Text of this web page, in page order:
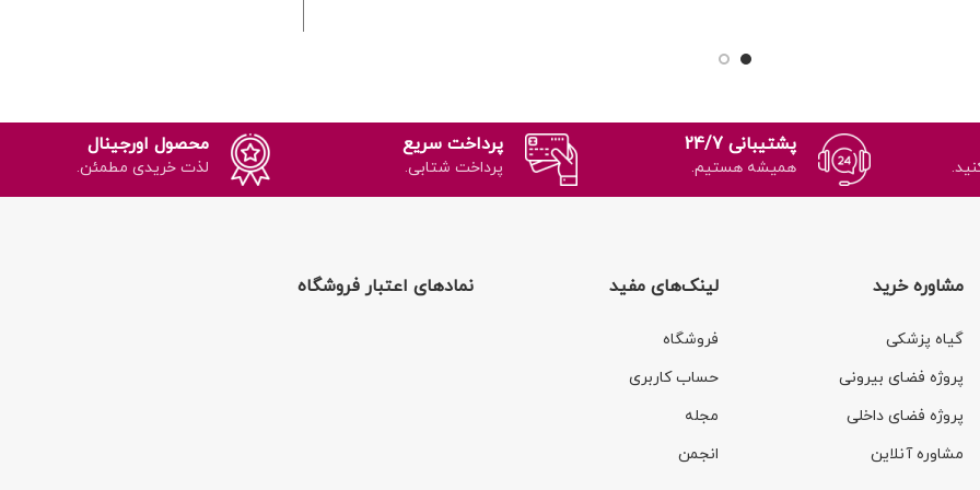
3 سانتی‌متر) با
مناسب برای ایجاد جزیره در گلدان و
وزن.
ارتفاع: 4 سانتی‌متر) با رنگ سفید
ایمن و غیر سمی:بدون مواد
شیمیایی مضر و ایمن برای
استفاده در باغ‌ها و گلخانه‌ها.
آسان در استفاده:نصب و
پشتیبانی 24/7
همیشه هستیم.
پرداخت سریع
پرداخت شتابی.
محصول اورجینال
لذت خریدی مطمئن.
مشاوره خرید
گیاه پزشکی
پروژه فضای بیرونی
پروژه فضای داخلی
مشاوره آنلاین
لینک‌های مفید
فروشگاه
حساب کاربری
مجله
انجمن
نمادهای اعتبار فروشگاه